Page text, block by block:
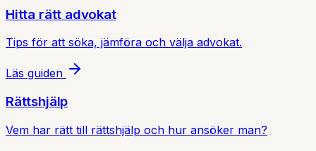
Hitta rätt advokat
Tips för att söka, jämföra och välja advokat.
Läs guiden
Rättshjälp
Vem har rätt till rättshjälp och hur ansöker man?